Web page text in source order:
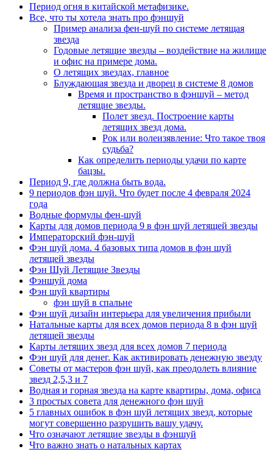
Период огня в китайской метафизике.
Все, что ты хотела знать про фэншуй
Пример анализа фен-шуй по системе летящая
звезда
Годовые летящие звезды – воздействие на жилище
и офис на примере дома.
О летящих звездах, главное
Блуждающая звезда и дворец в системе 8 домов
Время и пространство в фэншуй – метод
летящие звезды.
Полет звезд. Построение карты
летящих звезд дома.
Рок или волеизявление: Что такое твоя
судьба?
Как определить периоды удачи по карте
бацзы.
Период 9, где должна быть вода.
9 периодов фэн шуй. Что будет после 4 февраля 2024
года
Водные формулы фен-шуй
Карты для домов периода 9 в фэн шуй летящей звезды
Императорский фэн-шуй
Фэн шуй дома. 4 базовых типа домов в фэн шуй
летящей звезды
Фэн Шуй Летящие Звезды
Фэншуй дома
Фэн шуй квартиры
фэн шуй в спальне
Фэн шуй дизайн интерьера для увеличения прибыли
Натальные карты для всех домов периода 8 в фэн шуй
летящей звезды
Карты летящих звезд для всех домов 7 периода
Фэн шуй для денег. Как активировать денежную звезду
Советы от мастеров фэн шуй, как преодолеть влияние
звезд 2,5,3 и 7
Водная и горная звезда на карте квартиры, дома, офиса
3 простых совета для денежного фэн шуй
5 главных ошибок в фэн шуй летящих звезд, которые
могут совершенно разрушить вашу удачу.
Что означают летящие звезды в фэншуй
Что важно знать о натальных картах